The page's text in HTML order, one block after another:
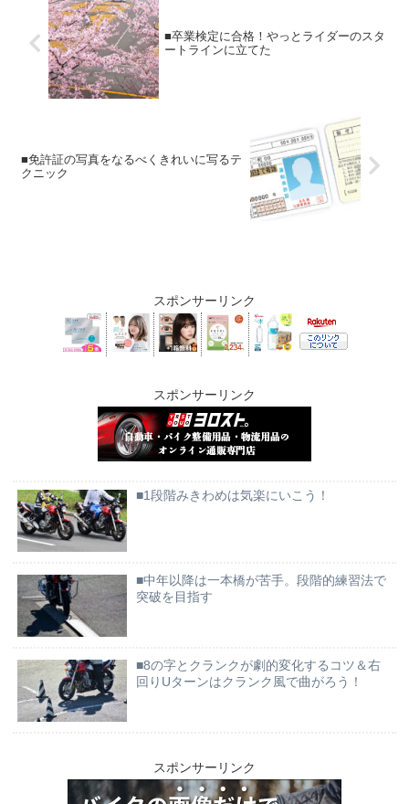
■卒業検定に合格！やっとライダーのスタ
ートラインに立てた
■免許証の写真をなるべくきれいに写るテ
クニック
スポンサーリンク
スポンサーリンク
■1段階みきわめは気楽にいこう！
■中年以降は一本橋が苦手。段階的練習法で
突破を目指す
■8の字とクランクが劇的変化するコツ＆右
回りUターンはクランク風で曲がろう！
スポンサーリンク